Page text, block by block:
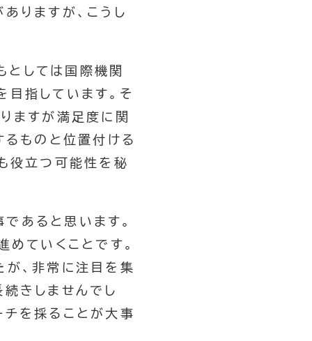
りますが、こうし
としては国際機関
指しています。そ
ますが満足度に関
るものと位置付ける
役立つ可能性を秘
あると思います。
ていくことです。
が、非常に注目を集
きしませんでし
チを採ることが大事